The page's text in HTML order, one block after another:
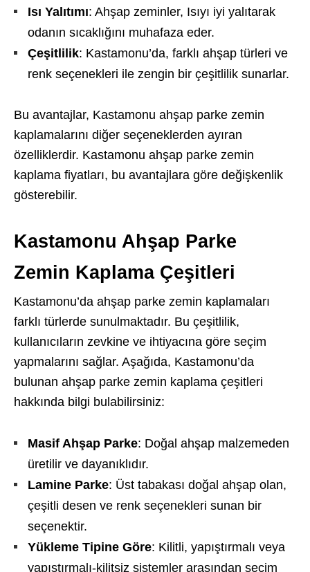
Isı Yalıtımı: Ahşap zeminler, Isıyı iyi yalıtarak
odanın sıcaklığını muhafaza eder.
Çeşitlilik: Kastamonu’da, farklı ahşap türleri ve
renk seçenekleri ile zengin bir çeşitlilik sunarlar.
Bu avantajlar, Kastamonu ahşap parke zemin
kaplamalarını diğer seçeneklerden ayıran
özelliklerdir. Kastamonu ahşap parke zemin
kaplama fiyatları, bu avantajlara göre değişkenlik
gösterebilir.
Kastamonu Ahşap Parke
Zemin Kaplama Çeşitleri
Kastamonu’da ahşap parke zemin kaplamaları
farklı türlerde sunulmaktadır. Bu çeşitlilik,
kullanıcıların zevkine ve ihtiyacına göre seçim
yapmalarını sağlar. Aşağıda, Kastamonu’da
bulunan ahşap parke zemin kaplama çeşitleri
hakkında bilgi bulabilirsiniz:
Masif Ahşap Parke: Doğal ahşap malzemeden
üretilir ve dayanıklıdır.
Lamine Parke: Üst tabakası doğal ahşap olan,
çeşitli desen ve renk seçenekleri sunan bir
seçenektir.
Yükleme Tipine Göre: Kilitli, yapıştırmalı veya
yapıştırmalı-kilitsiz sistemler arasından seçim